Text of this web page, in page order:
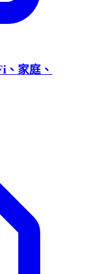
、家庭、